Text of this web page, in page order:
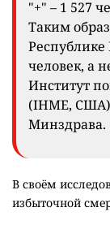
"+" – 1 527
Таким
Республике
человек, а
Институт
(IHME,
Минздрава.
В своём
избыточной